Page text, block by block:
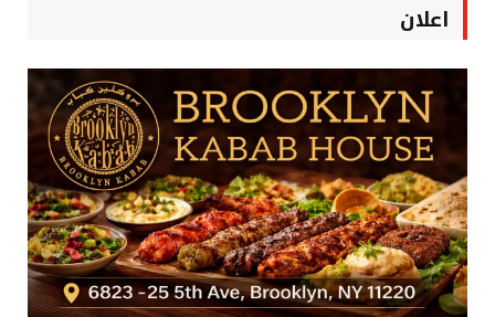
اعلان